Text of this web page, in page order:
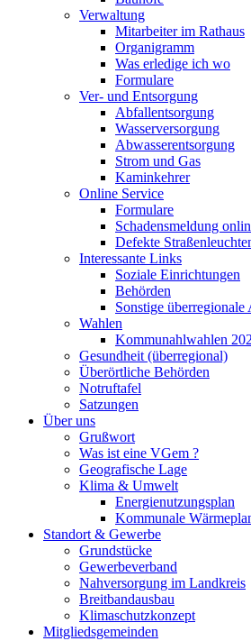
Verwaltung
Mitarbeiter im Rathaus
Organigramm
Was erledige ich wo
Formulare
Ver- und Entsorgung
Abfallentsorgung
Wasserversorgung
Abwasserentsorgung
Strom und Gas
Kaminkehrer
Online Service
Formulare
Schadensmeldung
Defekte
Interessante Links
Soziale Einrichtungen
Behörden
Sonstige überregionale
Wahlen
Kommunahlwahlen
Gesundheit (überregional)
Überörtliche Behörden
Notruftafel
Satzungen
Über uns
Grußwort
Was ist eine VGem ?
Geografische Lage
Klima & Umwelt
Energienutzungsplan
Kommunale
Standort & Gewerbe
Grundstücke
Gewerbeverband
Nahversorgung im Landkreis
Breitbandausbau
Klimaschutzkonzept
Mitgliedsgemeinden